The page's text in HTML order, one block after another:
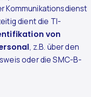
Kommunikationsdienst
dient die TI-
von
, z.B. über den
oder die SMC-B-